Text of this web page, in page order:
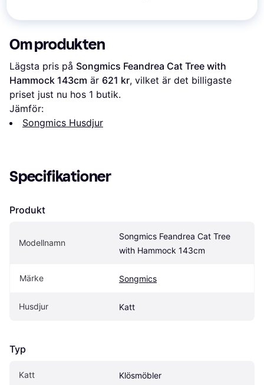
Om produkten
Lägsta pris på Songmics Feandrea Cat Tree with
Hammock 143cm är 621 kr, vilket är det billigaste
priset just nu hos 1 butik.
Jämför:
Songmics Husdjur
Specifikationer
Produkt
Modellnamn
Songmics Feandrea Cat Tree
with Hammock 143cm
Märke Songmics
Husdjur Katt
Typ
Katt Klösmöbler